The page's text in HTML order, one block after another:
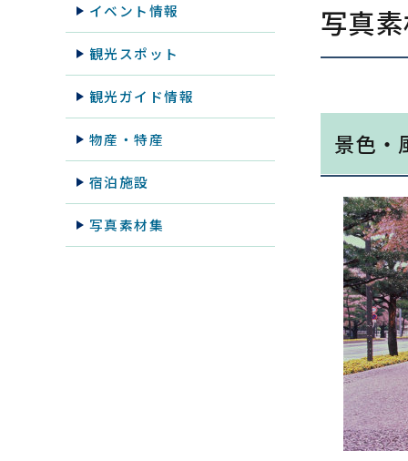
写真
景色・
イベント情報
観光スポット
観光ガイド情報
物産・特産
宿泊施設
写真素材集